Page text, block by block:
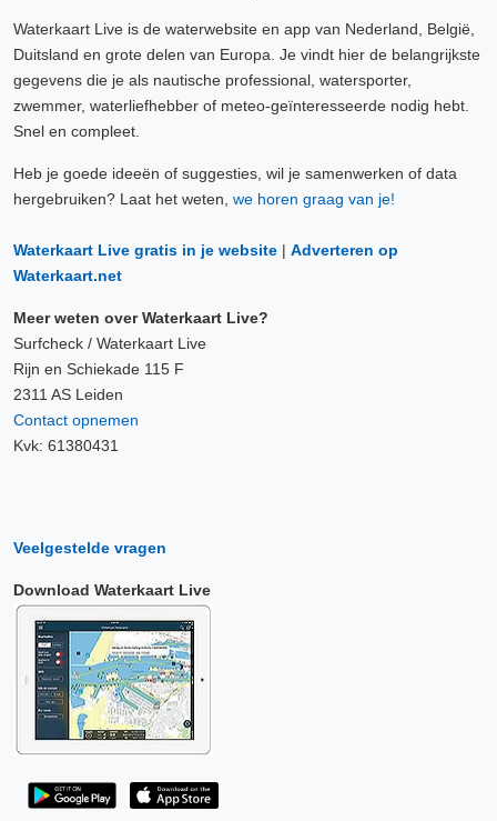
Waterkaart Live is de waterwebsite en app van Nederland, België,
Duitsland en grote delen van Europa. Je vindt hier de belangrijkste
gegevens die je als nautische professional, watersporter,
zwemmer, waterliefhebber of meteo-geïnteresseerde nodig hebt.
Snel en compleet.
Heb je goede ideeën of suggesties, wil je samenwerken of data
hergebruiken? Laat het weten, we horen graag van je!
Waterkaart Live gratis in je website | Adverteren op
Waterkaart.net
Meer weten over Waterkaart Live?
Surfcheck / Waterkaart Live
Rijn en Schiekade 115 F
2311 AS Leiden
Contact opnemen
Kvk: 61380431
Veelgestelde vragen
Download Waterkaart Live